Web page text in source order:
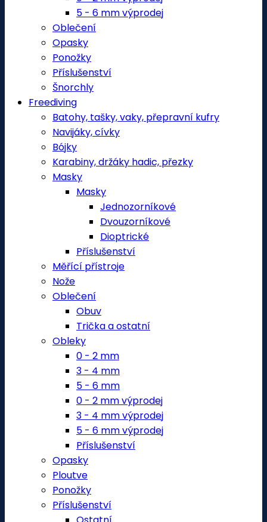
5 - 6 mm výprodej
Oblečení
Opasky
Ponožky
Příslušenství
Šnorchly
Freediving
Batohy, tašky, vaky, přepravní kufry
Navijáky, cívky
Bójky
Karabiny, držáky hadic, přezky
Masky
Masky
Jednozorníkové
Dvouzorníkové
Dioptrické
Příslušenství
Měřící přístroje
Nože
Oblečení
Obuv
Trička a ostatní
Obleky
0 - 2 mm
3 - 4 mm
5 - 6 mm
0 - 2 mm výprodej
3 - 4 mm výprodej
5 - 6 mm výprodej
Příslušenství
Opasky
Ploutve
Ponožky
Příslušenství